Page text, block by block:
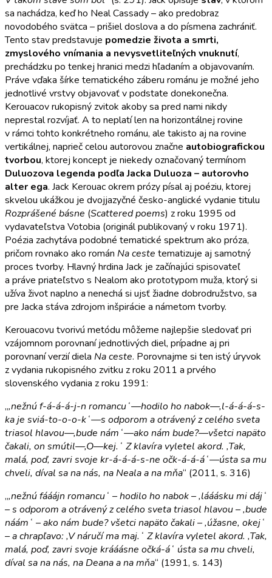
sa nachádza, keď ho Neal Cassady – ako predobraz
novodobého svätca – prišiel doslova a do písmena zachrániť.
Tento stav predstavuje pomedzie života a smrti,
zmyslového vnímania a nevysvetliteľných vnuknutí,
prechádzku po tenkej hranici medzi hľadaním a objavovaním.
Práve vďaka šírke tematického záberu románu je možné jeho
jednotlivé vrstvy objavovať v podstate donekonečna.
Kerouacov rukopisný zvitok akoby sa pred nami nikdy
neprestal rozvíjať. A to neplatí len na horizontálnej rovine
v rámci tohto konkrétneho románu, ale takisto aj na rovine
vertikálnej, naprieč celou autorovou značne autobiografickou
tvorbou, ktorej koncept je niekedy označovaný termínom
Duluozova legenda podľa Jacka Duluoza – autorovho
alter ega. Jack Kerouac okrem prózy písal aj poéziu, ktorej
skvelou ukážkou je dvojjazyčné česko-anglické vydanie titulu
Rozprášené básne (Scattered poems) z roku 1995 od
vydavateľstva Votobia (originál publikovaný v roku 1971).
Poézia zachytáva podobné tematické spektrum ako próza,
pričom rovnako ako román Na ceste tematizuje aj samotný
proces tvorby. Hlavný hrdina Jack je začínajúci spisovateľ
a práve priateľstvo s Nealom ako prototypom muža, ktorý si
užíva život naplno a nenechá si ujsť žiadne dobrodružstvo, sa
pre Jacka stáva zdrojom inšpirácie a námetom tvorby.
Kerouacovu tvorivú metódu môžeme najlepšie sledovať pri
vzájomnom porovnaní jednotlivých diel, prípadne aj pri
porovnaní verzií diela Na ceste. Porovnajme si ten istý úryvok
z vydania rukopisného zvitku z roku 2011 a prvého
slovenského vydania z roku 1991:
„,nežnú f-á-á-á-j-n romancuʻ—hodilo ho nabok—,l-á-á-á-s-
ka je sviá-to-o-o-kʻ—s odporom a otrávený z celého sveta
triasol hlavou—,bude námʻ—ako nám bude?—všetci napäto
čakali, on smútil—,O—kej.ʻ Z klavíra vyletel akord. ,Tak,
malá, poď, zavri svoje kr-á-á-á-s-ne očk-á-á-áʻ—ústa sa mu
chveli, díval sa na nás, na Neala a na mňa“ (2011, s. 316)
„,nežnú fááájn romancuʻ – hodilo ho nabok – ,lááásku mi dájʻ
– s odporom a otrávený z celého sveta triasol hlavou – ,bude
náámʻ – ako nám bude? všetci napäto čakali – ,úžasne, okejʻ
– a chrapľavo: ,V náručí ma maj.ʻ Z klavíra vyletel akord. ,Tak,
malá, poď, zavri svoje krááásne očká-áʻ ústa sa mu chveli,
díval sa na nás, na Deana a na mňa“ (1991, s. 143)